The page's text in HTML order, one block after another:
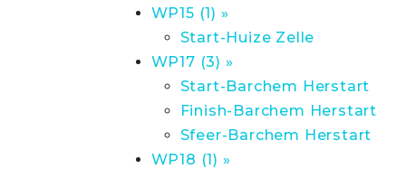
WP15 (1) »
Start-Huize Zelle
WP17 (3) »
Start-Barchem Herstart
Finish-Barchem Herstart
Sfeer-Barchem Herstart
WP18 (1) »